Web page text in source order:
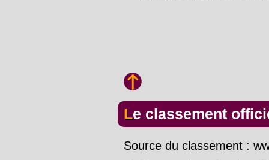
Le classement
Source du classement :